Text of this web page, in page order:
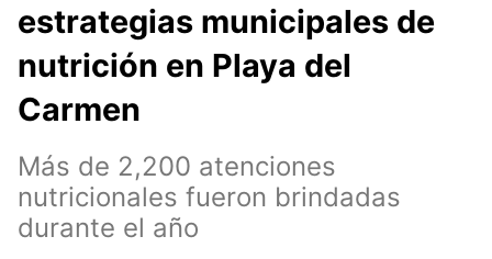
estrategias municipales de
nutrición en Playa del
Carmen
Más de 2,200 atenciones
nutricionales fueron brindadas
durante el año